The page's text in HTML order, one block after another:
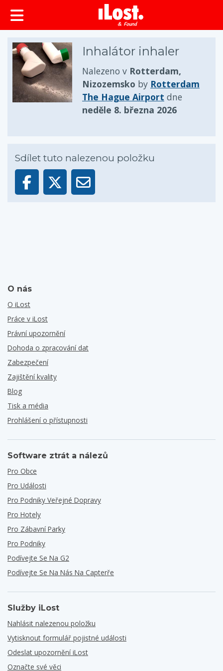
obsah
Inhalátor inhaler
Nalezeno v Rotterdam,
Nizozemsko by Rotterdam
The Hague Airport dne
neděle 8. března 2026
Sdílet tuto nalezenou položku
O nás
O iLost
Práce v iLost
Právní upozornění
Dohoda o zpracování dat
Zabezpečení
Zajištění kvality
Blog
Tisk a média
Prohlášení o přístupnosti
Software ztrát a nálezů
Pro Obce
Pro Události
Pro Podniky Veřejné Dopravy
Pro Hotely
Pro Zábavní Parky
Pro Podniky
Podívejte Se Na G2
Podívejte Se Na Nás Na Capterře
Služby iLost
Nahlásit nalezenou položku
Vytisknout formulář pojistné události
Odeslat upozornění iLost
Označte své věci